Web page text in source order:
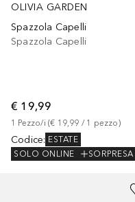
OLIVIA GARDEN
Spazzola Capelli
Spazzola Capelli
€ 19,99
1 Pezzo/i (€ 19,99 / 1 pezzo)
Codice: ESTATE
SOLO ONLINE
SORPRESA